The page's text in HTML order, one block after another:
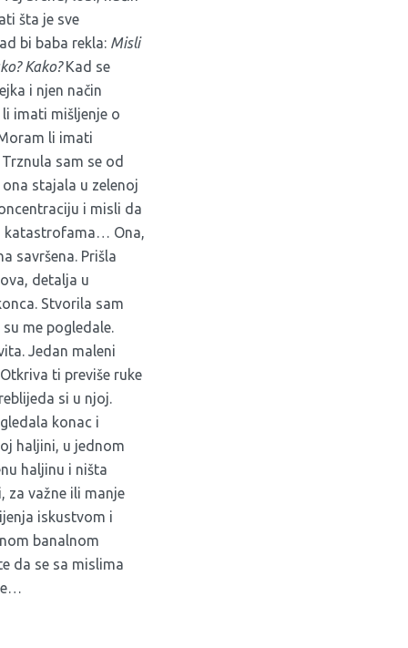
šta je sve
bi baba rekla: Misli
Kako?Kad se
i njen način
imati mišljenje o
li imati
sam se od
stajala u zelenoj
i misli da
katastrofama… Ona,
savršena. Prišla
detalja u
Stvorila sam
me pogledale.
Jedan maleni
ti previše ruke
si u njoj.
konac i
haljini, u jednom
haljinu i ništa
za važne ili manje
iskustvom i
banalnom
da se sa mislima